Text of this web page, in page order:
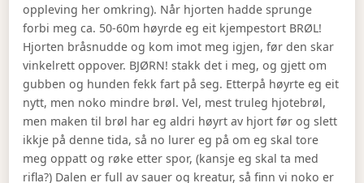
oppleving her omkring). Når hjorten hadde sprunge
forbi meg ca. 50-60m høyrde eg eit kjempestort BRØL!
Hjorten bråsnudde og kom imot meg igjen, før den skar
vinkelrett oppover. BJØRN! stakk det i meg, og gjett om
gubben og hunden fekk fart på seg. Etterpå høyrte eg eit
nytt, men noko mindre brøl. Vel, mest truleg hjotebrøl,
men maken til brøl har eg aldri høyrt av hjort før og slett
ikkje på denne tida, så no lurer eg på om eg skal tore
meg oppatt og røke etter spor, (kansje eg skal ta med
rifla?) Dalen er full av sauer og kreatur, så finn vi noko er